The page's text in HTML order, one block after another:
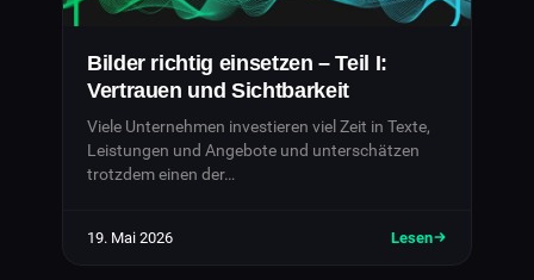
Bilder richtig einsetzen – Teil I:
Vertrauen und Sichtbarkeit
Viele Unternehmen investieren viel Zeit in Texte,
Leistungen und Angebote und unterschätzen
trotzdem einen der…
19. Mai 2026 Lesen